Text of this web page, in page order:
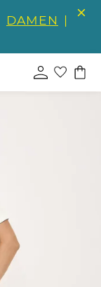
DAMEN |